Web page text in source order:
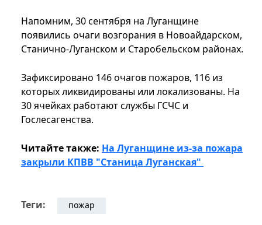
Напомним, 30 сентября на Луганщине
появились очаги возгорания в Новоайдарском,
Станично-Луганском и Старобельском районах.
Зафиксировано 146 очагов пожаров, 116 из
которых ликвидированы или локализованы. На
30 ячейках работают службы ГСЧС и
Гослесагенства.
Читайте также: На Луганщине из-за пожара
закрыли КПВВ "Станица Луганская"
Теги: пожар